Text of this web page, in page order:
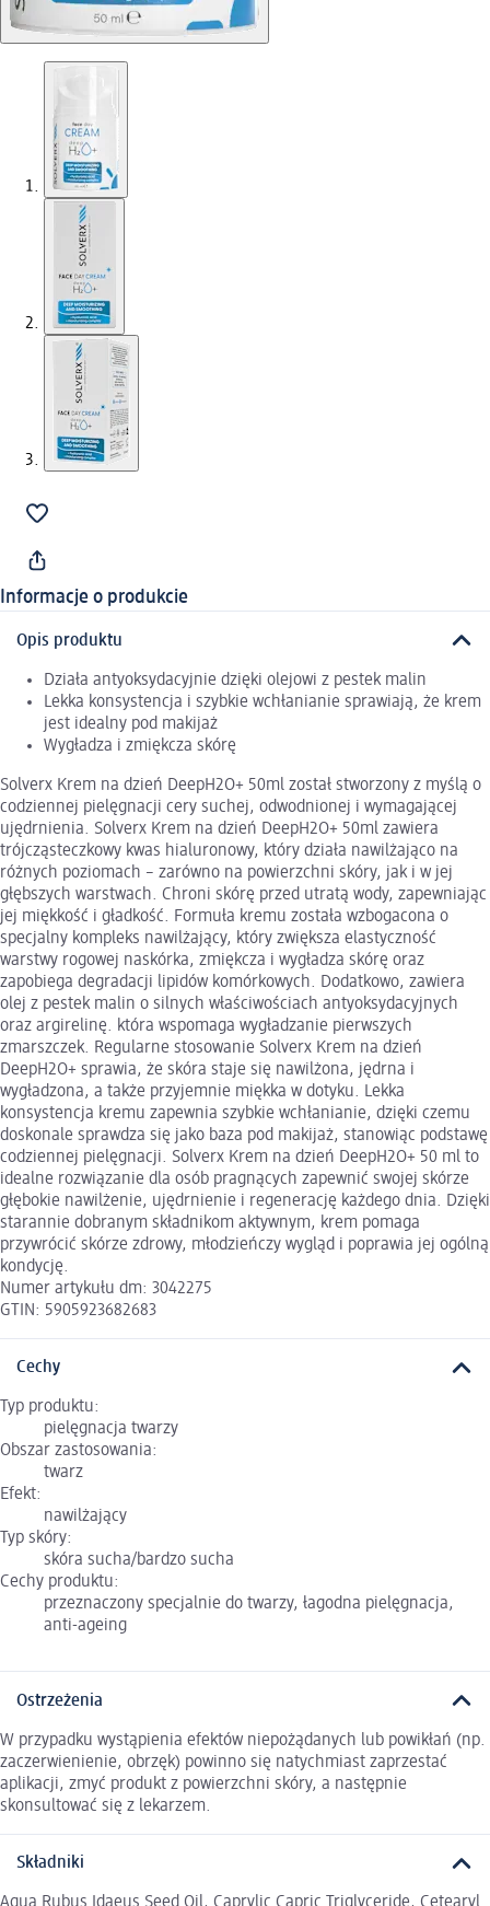
Informacje o produkcie
Opis produktu
Działa antyoksydacyjnie dzięki olejowi z pestek malin
Lekka konsystencja i szybkie wchłanianie sprawiają, że krem
jest idealny pod makijaż
Wygładza i zmiękcza skórę
Solverx Krem na dzień DeepH2O+ 50ml został stworzony z myślą o
codziennej pielęgnacji cery suchej, odwodnionej i wymagającej
ujędrnienia. Solverx Krem na dzień DeepH2O+ 50ml zawiera
trójcząsteczkowy kwas hialuronowy, który działa nawilżająco na
różnych poziomach – zarówno na powierzchni skóry, jak i w jej
głębszych warstwach. Chroni skórę przed utratą wody, zapewniając
jej miękkość i gładkość. Formuła kremu została wzbogacona o
specjalny kompleks nawilżający, który zwiększa elastyczność
warstwy rogowej naskórka, zmiękcza i wygładza skórę oraz
zapobiega degradacji lipidów komórkowych. Dodatkowo, zawiera
olej z pestek malin o silnych właściwościach antyoksydacyjnych
oraz argirelinę. która wspomaga wygładzanie pierwszych
zmarszczek. Regularne stosowanie Solverx Krem na dzień
DeepH2O+ sprawia, że skóra staje się nawilżona, jędrna i
wygładzona, a także przyjemnie miękka w dotyku. Lekka
konsystencja kremu zapewnia szybkie wchłanianie, dzięki czemu
doskonale sprawdza się jako baza pod makijaż, stanowiąc podstawę
codziennej pielęgnacji. Solverx Krem na dzień DeepH2O+ 50 ml to
idealne rozwiązanie dla osób pragnących zapewnić swojej skórze
głębokie nawilżenie, ujędrnienie i regenerację każdego dnia. Dzięki
starannie dobranym składnikom aktywnym, krem pomaga
przywrócić skórze zdrowy, młodzieńczy wygląd i poprawia jej ogólną
kondycję.
Numer artykułu dm: 3042275
GTIN: 5905923682683
Cechy
Typ produktu:
pielęgnacja twarzy
Obszar zastosowania:
twarz
Efekt:
nawilżający
Typ skóry:
skóra sucha/bardzo sucha
Cechy produktu:
przeznaczony specjalnie do twarzy, łagodna pielęgnacja,
anti-ageing
Ostrzeżenia
W przypadku wystąpienia efektów niepożądanych lub powikłań (np.
zaczerwienienie, obrzęk) powinno się natychmiast zaprzestać
aplikacji, zmyć produkt z powierzchni skóry, a następnie
skonsultować się z lekarzem.
Składniki